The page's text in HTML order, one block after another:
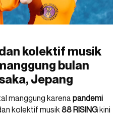
kolektif musik
bulan
Jepang
manggung karenapandemi
kolektif musik88 RISINGkini